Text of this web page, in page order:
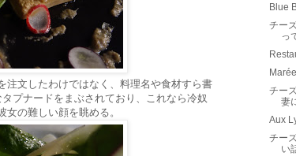
注文したわけではなく、料理名や食材すら書
プナードをまぶされており、これなら冷奴
の難しい顔を眺める。
Blue
チー
っ
チー
妻
Aux
チー
い